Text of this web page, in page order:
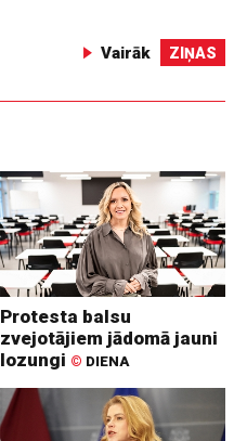
Vairāk ZIŅAS
Protesta balsu
zvejotājiem jādomā jauni
lozungi © DIENA